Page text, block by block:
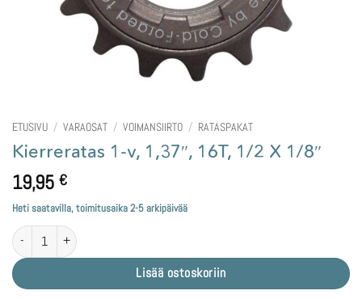
ETUSIVU / VARAOSAT / VOIMANSIIRTO / RATASPAKAT
Kierreratas 1-v, 1,37″, 16T, 1/2 X 1/8″
19,95 €
Heti saatavilla, toimitusaika 2-5 arkipäivää
Kierreratas 1-v, 1,37", 16T, 1/2 X 1/8" määrä
Lisää ostoskoriin